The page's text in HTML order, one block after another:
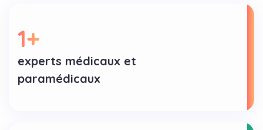
1+
experts médicaux et
paramédicaux